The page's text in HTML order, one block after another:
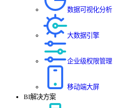
数据可视化分析
大数据引擎
企业级权限管理
移动端大屏
BI解决方案